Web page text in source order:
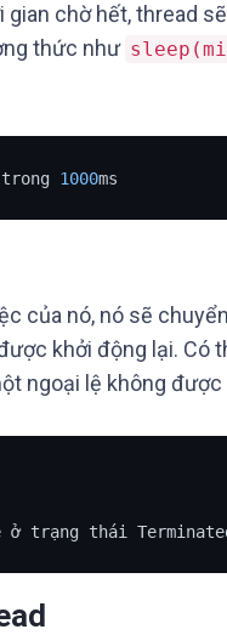
chờ hết, thread
thức như
1000ms
của nó, nó sẽ
khởi động lại. Có
ngoại lệ không được
trạng thái